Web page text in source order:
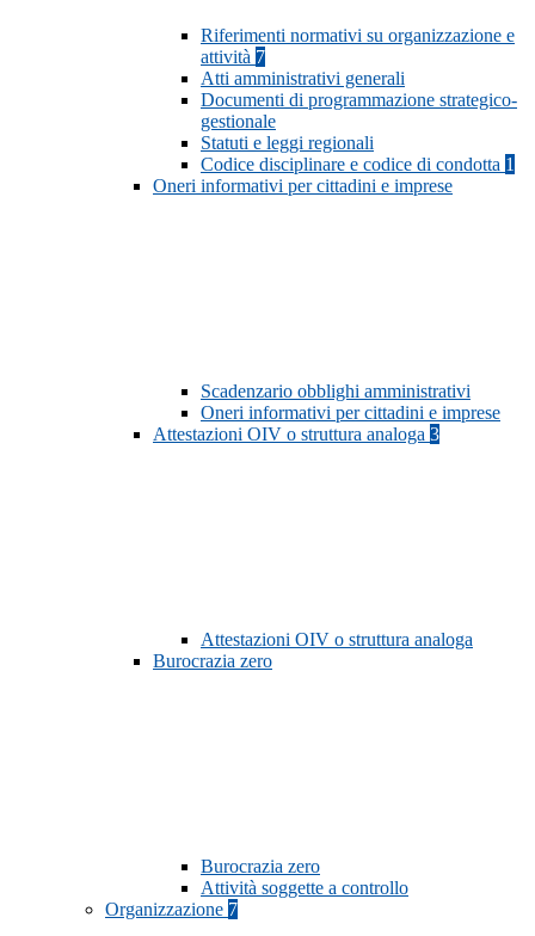
Riferimenti normativi su organizzazione e
attività 7
Atti amministrativi generali
Documenti di programmazione strategico-
gestionale
Statuti e leggi regionali
Codice disciplinare e codice di condotta 1
Oneri informativi per cittadini e imprese
Scadenzario obblighi amministrativi
Oneri informativi per cittadini e imprese
Attestazioni OIV o struttura analoga 3
Attestazioni OIV o struttura analoga
Burocrazia zero
Burocrazia zero
Attività soggette a controllo
Organizzazione 7